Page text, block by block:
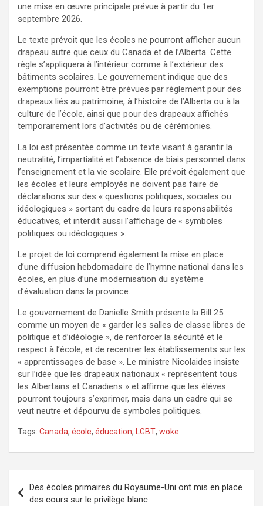
une mise en œuvre principale prévue à partir du 1er
septembre 2026.
Le texte prévoit que les écoles ne pourront afficher aucun
drapeau autre que ceux du Canada et de l’Alberta. Cette
règle s’appliquera à l’intérieur comme à l’extérieur des
bâtiments scolaires. Le gouvernement indique que des
exemptions pourront être prévues par règlement pour des
drapeaux liés au patrimoine, à l’histoire de l’Alberta ou à la
culture de l’école, ainsi que pour des drapeaux affichés
temporairement lors d’activités ou de cérémonies.
La loi est présentée comme un texte visant à garantir la
neutralité, l’impartialité et l’absence de biais personnel dans
l’enseignement et la vie scolaire. Elle prévoit également que
les écoles et leurs employés ne doivent pas faire de
déclarations sur des « questions politiques, sociales ou
idéologiques » sortant du cadre de leurs responsabilités
éducatives, et interdit aussi l’affichage de « symboles
politiques ou idéologiques ».
Le projet de loi comprend également la mise en place
d’une diffusion hebdomadaire de l’hymne national dans les
écoles, en plus d’une modernisation du système
d’évaluation dans la province.
Le gouvernement de Danielle Smith présente la Bill 25
comme un moyen de « garder les salles de classe libres de
politique et d’idéologie », de renforcer la sécurité et le
respect à l’école, et de recentrer les établissements sur les
« apprentissages de base ». Le ministre Nicolaides insiste
sur l’idée que les drapeaux nationaux « représentent tous
les Albertains et Canadiens » et affirme que les élèves
pourront toujours s’exprimer, mais dans un cadre qui se
veut neutre et dépourvu de symboles politiques.
Tags: Canada, école, éducation, LGBT, woke
de
Des écoles primaires du Royaume-Uni ont mis en place
des cours sur le privilège blanc